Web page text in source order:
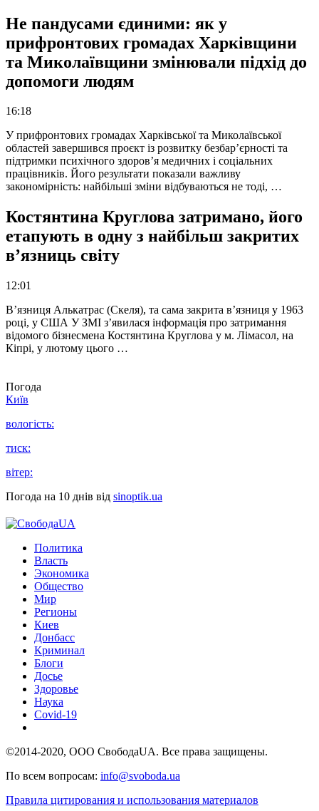
Не пандусами єдиними: як у
прифронтових громадах Харківщини
та Миколаївщини змінювали підхід до
допомоги людям
16:18
У прифронтових громадах Харківської та Миколаївської
областей завершився проєкт із розвитку безбар’єрності та
підтримки психічного здоров’я медичних і соціальних
працівників. Його результати показали важливу
закономірність: найбільші зміни відбуваються не тоді, …
Костянтина Круглова затримано, його
етапують в одну з найбільш закритих
в’язниць світу
12:01
В’язниця Алькатрас (Скеля), та сама закрита в’язниця у 1963
році, у США У ЗМІ з’явилася інформація про затримання
відомого бізнесмена Костянтина Круглова у м. Лімасол, на
Кіпрі, у лютому цього …
Погода
Київ
вологість:
тиск:
вітер:
Погода на 10 днів від sinoptik.ua
Политика
Власть
Экономика
Общество
Мир
Регионы
Киев
Донбасс
Криминал
Блоги
Досье
Здоровье
Наука
Covid-19
©2014-2020, ООО СвободаUA. Все права защищены.
По всем вопросам: info@svoboda.ua
Правила цитирования и использования материалов